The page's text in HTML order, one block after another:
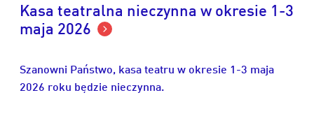
Kasa teatralna nieczynna w okresie 1-3
maja 2026
Szanowni Państwo, kasa teatru w okresie 1-3 maja
2026 roku będzie nieczynna.